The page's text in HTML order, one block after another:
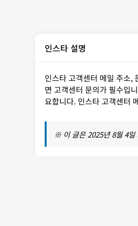
인스타 설명
인스타 고객센터 메일 주소,
면 고객센터 문의가 필수입
요합니다. 인스타 고객센터
※ 이 글은 2025년 8월 4일